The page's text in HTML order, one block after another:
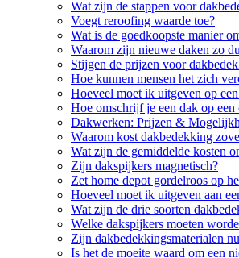
Wat zijn de stappen voor
Voegt reroofing waarde toe?
Wat is de goedkoopste manier
Waarom zijn nieuwe daken zo
Stijgen de prijzen voor
Hoe kunnen mensen het zich
Hoeveel moet ik uitgeven op
Hoe omschrijf je een dak op een
Dakwerken: Prijzen &
Waarom kost dakbedekking
Wat zijn de gemiddelde kosten
Zijn dakspijkers magnetisch?
Zet home depot gordelroos op
Hoeveel moet ik uitgeven aan
Wat zijn de drie soorten
Welke dakspijkers moeten
Zijn dakbedekkingsmaterialen
Is het de moeite waard om een